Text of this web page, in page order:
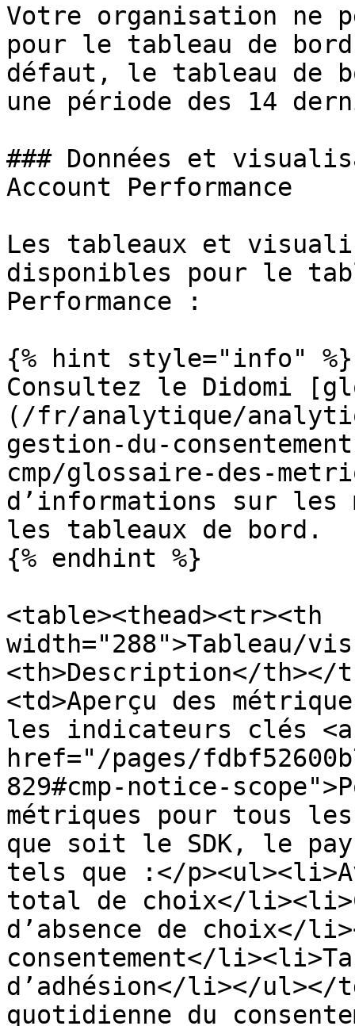
Votre organisation
pour le tableau de bord
défaut, le tableau de
une période des 14
### Données et
Account Performance
Les tableaux et
disponibles pour le
Performance :
{% hint style="info" %}
Consultez le Didomi
(/fr/analytique/
gestion-du-
cmp/glossaire-des-
d’informations sur les
les tableaux de bord.
{% endhint %}
<table><thead><tr><th
width="288">Tableau/
<th>Description</th></
<td>Aperçu des
les indicateurs clés <a
href="/pages/
829#cmp-notice-
métriques pour tous
que soit le SDK, le
tels que :</
total de choix</
d’absence de choix</
consentement</
d’adhésion</li></
quotidienne du